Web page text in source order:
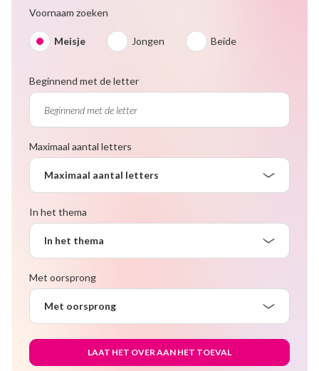
Voornaam zoeken
Meisje Jongen Beide
Beginnend met de letter
Maximaal aantal letters
Maximaal aantal letters
In het thema
In het thema
Met oorsprong
Met oorsprong